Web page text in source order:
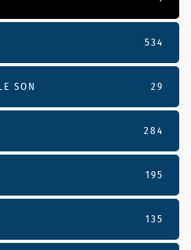
534
SON 29
284
195
135